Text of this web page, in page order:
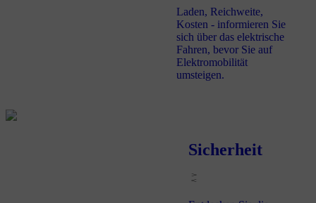
Laden, Reichweite,
Kosten - informieren Sie
sich über das elektrische
Fahren, bevor Sie auf
Elektromobilität
umsteigen.
Sicherheit